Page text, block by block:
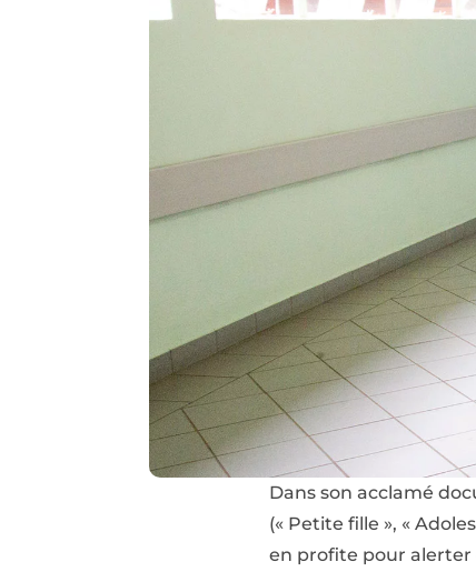
Dans son acclamé
(« Petite fille », «
en profite pour alerter